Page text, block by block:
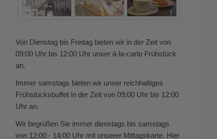
Von Dienstag bis Freitag bieten wir in der Zeit von
09:00 Uhr bis 12:00 Uhr unser à-la-carte Frühstück
an.
Immer samstags bieten wir unser reichhaltiges
Frühstücksbuffet in der Zeit von 09:00 Uhr bis 12:00
Uhr an.
Wir begrüßen Sie immer dienstags bis samstags
von 12:00 - 14:00 Uhr mit unserer Mittagskarte. Hier